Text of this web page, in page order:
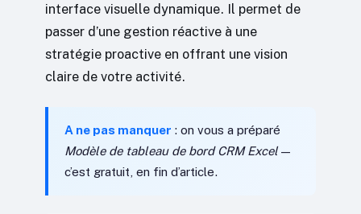
interface visuelle dynamique. Il permet de
passer d’une gestion réactive à une
stratégie proactive en offrant une vision
claire de votre activité.
A ne pas manquer : on vous a préparé
Modèle de tableau de bord CRM Excel—
c’est gratuit, en fin d’article.